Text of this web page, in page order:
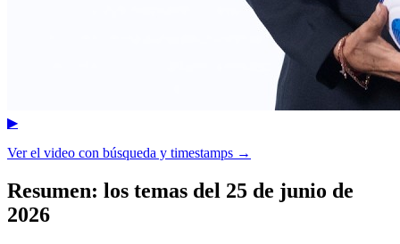
▶
Ver el video con búsqueda y timestamps →
Resumen: los temas del 25 de junio de
2026